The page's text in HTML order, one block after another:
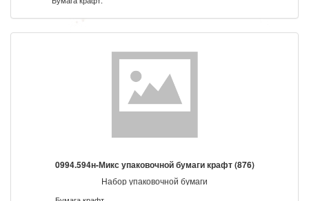
0994.594н-Микс упаковочной бумаги крафт (876)
Набор упаковочной бумаги